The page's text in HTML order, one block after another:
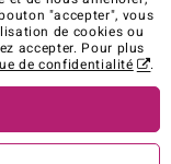
Cookies
du contrat
"accepter", vous
de cookies ou
accepter. Pour plus
de confidentialité .